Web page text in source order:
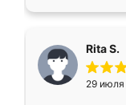
Rita S.
29